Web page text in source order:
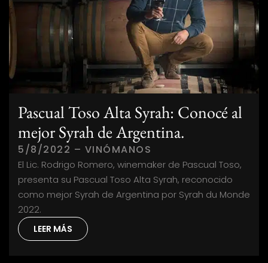
Pascual Toso Alta Syrah: Conocé al
mejor Syrah de Argentina.
5/8/2022 – VINÓMANOS
El Lic. Rodrigo Romero, winemaker de Pascual Toso,
presenta su Pascual Toso Alta Syrah, reconocido
como mejor Syrah de Argentina por Syrah du Monde
2022.
LEER MÁS